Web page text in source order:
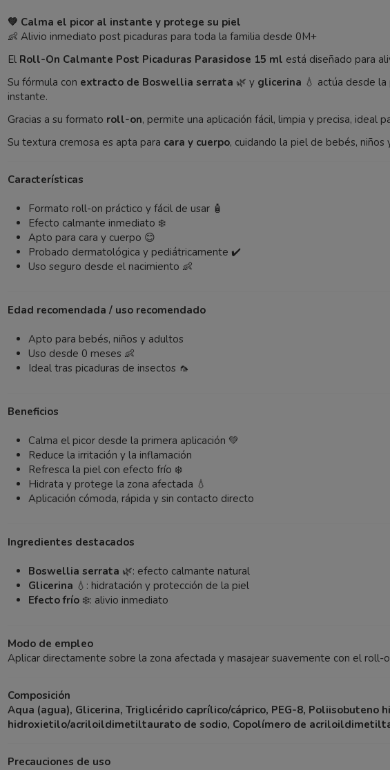
💚 Calma el picor al instante y protege su piel
👶 Alivio inmediato post picaduras para toda la familia desde 0M+
El Roll-On Calmante Post Picaduras Parasidose 15 ml está diseñado para
Su fórmula con extracto de Boswellia serrata 🌿 y glicerina 💧 actúa desde
instante.
Gracias a su formato roll-on, permite una aplicación fácil, limpia y precisa, ideal
Su textura cremosa es apta para cara y cuerpo, cuidando la piel de bebés, niños
Características
Formato roll-on práctico y fácil de usar 🧴
Efecto calmante inmediato ❄️
Apto para cara y cuerpo 😊
Probado dermatológica y pediátricamente ✔️
Uso seguro desde el nacimiento 👶
Edad recomendada / uso recomendado
Apto para bebés, niños y adultos
Uso desde 0 meses 👶
Ideal tras picaduras de insectos 🦟
Beneficios
Calma el picor desde la primera aplicación 💚
Reduce la irritación y la inflamación
Refresca la piel con efecto frío ❄️
Hidrata y protege la zona afectada 💧
Aplicación cómoda, rápida y sin contacto directo
Ingredientes destacados
Boswellia serrata 🌿: efecto calmante natural
Glicerina 💧: hidratación y protección de la piel
Efecto frío ❄️: alivio inmediato
Modo de empleo
Aplicar directamente sobre la zona afectada y masajear suavemente con el roll-
Composición
Aqua (agua), Glicerina, Triglicérido caprílico/cáprico, PEG-8,
hidroxietilo/acriloildimetiltaurato de sodio, Copolímero de
Precauciones de uso